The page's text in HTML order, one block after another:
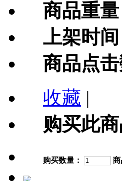
商品重量
上架时间
商品点击
收藏 |
购买此
购买数量： 商